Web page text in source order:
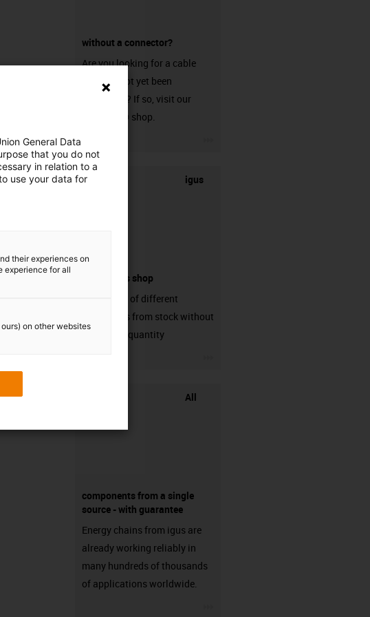
without a connector?
Are you looking for a cable
that has not yet been
harnessed? If so, visit our
chainflex® shop.
igus
connectors shop
big variaty of different
connectors from stock without
min. order quantity
All
components from a single
source - with guarantee
Energy chains from igus are
already working reliably in
many hundreds of thousands
of applications worldwide.
General Data
that you do not
in relation to a
use your data for
their experiences on
experience for all
on other websites